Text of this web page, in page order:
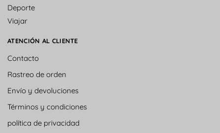
Deporte
Viajar
ATENCIÓN AL CLIENTE
Contacto
Rastreo de orden
Envío y devoluciones
Términos y condiciones
política de privacidad